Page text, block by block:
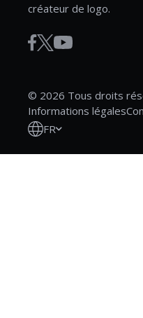
créateur de logo.
© 2026 Tous droits
Informations légales
FR